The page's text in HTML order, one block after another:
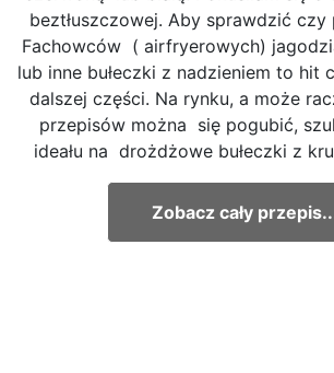
beztłuszczowej. Aby sprawdzić czy
Fachowców ( airfryerowych)
lub inne bułeczki z nadzieniem to hit
dalszej części. Na rynku, a może
przepisów można się pogubić,
ideału na drożdżowe bułeczki z
Zobacz cały